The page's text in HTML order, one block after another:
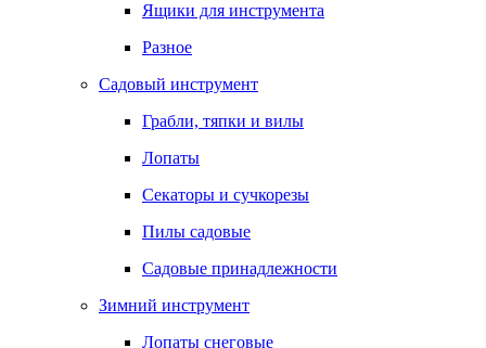
Ящики для инструмента
Разное
Садовый инструмент
Грабли, тяпки и вилы
Лопаты
Секаторы и сучкорезы
Пилы садовые
Садовые принадлежности
Зимний инструмент
Лопаты снеговые